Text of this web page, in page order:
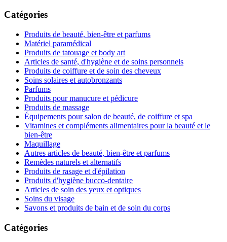
Catégories
Produits de beauté, bien-être et parfums
Matériel paramédical
Produits de tatouage et body art
Articles de santé, d'hygiène et de soins personnels
Produits de coiffure et de soin des cheveux
Soins solaires et autobronzants
Parfums
Produits pour manucure et pédicure
Produits de massage
Équipements pour salon de beauté, de coiffure et spa
Vitamines et compléments alimentaires pour la beauté et le
bien-être
Maquillage
Autres articles de beauté, bien-être et parfums
Remèdes naturels et alternatifs
Produits de rasage et d'épilation
Produits d'hygiène bucco-dentaire
Articles de soin des yeux et optiques
Soins du visage
Savons et produits de bain et de soin du corps
Catégories